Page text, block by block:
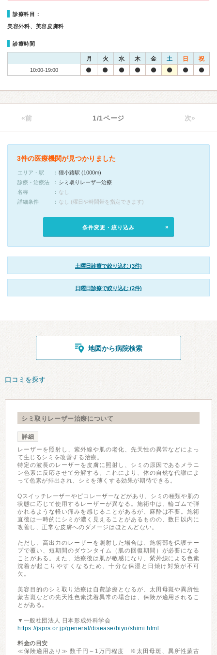
診療科目：
美容外科、美容皮膚科
診療時間
月 火 水 木 金 土 日 祝
10:00-19:00
«前 1/1ページ 次»
3件の医療機関が見つかりました
エリア・駅
狸小路駅 (1000m)
診療・治療法
シミ取りレーザー治療
名称
なし
詳細条件
なし (曜日や時間帯を指定できます)
条件変更・絞り込み
土曜日診療で絞り込む (3件)
日曜日診療で絞り込む (2件)
地図から病院検索
口コミを探す
シミ取りレーザー治療について
詳細
レーザーを照射し、紫外線や肌の老化、先天性の異常などによっ
て生じるシミを改善する治療。
特定の波長のレーザーを皮膚に照射し、シミの原因であるメラニ
ン色素に反応させて分解する。これにより、体の自然な代謝によ
って色素が排出され、シミを薄くする効果が期待できる。
Qスイッチレーザーやピコレーザーなどがあり、シミの種類や肌の
状態に応じて使用するレーザーが異なる。施術中は、輪ゴムで弾
かれるような軽い痛みを感じることがあるが、麻酔は不要。施術
直後は一時的にシミが濃く見えることがあるものの、数日以内に
改善し、正常な皮膚へのダメージはほとんどない。
ただし、高出力のレーザーを照射した場合は、施術部を保護テー
プで覆い、短期間のダウンタイム（肌の回復期間）が必要になる
ことがある。また、治療後は肌が敏感になり、紫外線による色素
沈着が起こりやすくなるため、十分な保湿と日焼け対策が不可
欠。
美容目的のシミ取り治療は自費診療となるが、太田母斑や異所性
蒙古斑などの先天性色素沈着異常の場合は、保険が適用されるこ
とがある。
▼一般社団法人 日本形成外科学会
https://jsprs.or.jp/general/disease/biyo/shimi.html
料金の目安
≪保険適用あり≫ 数千円～1万円程度 ※太田母斑、異所性蒙古